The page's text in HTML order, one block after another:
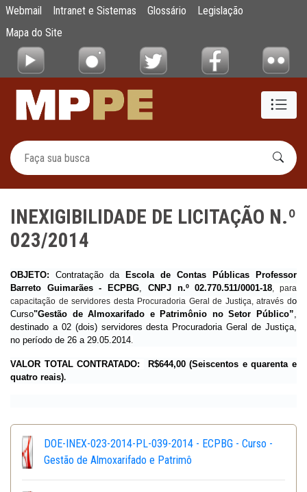
Pular para o Conteúdo principal
INEXIGIBILIDADE DE LICITAÇÃO N.º 023/
Webmail Intranet e Sistemas Glossário
Legislação
Mapa do Site
INEXIGIBILIDADE DE LICITAÇÃO N.º
023/2014
OBJETO: Contratação da
Escola de Contas Públicas Professor
Barreto Guimarães - ECPBG, CNPJ n.º 02.770.511/0001-18, para
capacitação de servidores desta Procuradoria Geral de Justiça, através do
Curso"Gestão de Almoxarifado e Patrimônio no Setor Público”,
destinado a 02 (dois) servidores desta Procuradoria Geral de Justiça,
no período de 26 a 29.05.2014.
VALOR TOTAL CONTRATADO:
R$644,00 (Seiscentos e quarenta e
quatro reais).
DOE-INEX-023-2014-PL-039-2014 - ECPBG - Curso -
Gestão de Almoxarifado e Patrimô